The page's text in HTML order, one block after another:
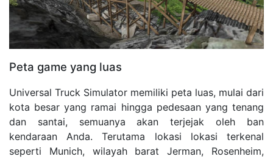
Peta game yang luas
Universal Truck Simulator memiliki peta luas, mulai dari
kota besar yang ramai hingga pedesaan yang tenang
dan santai, semuanya akan terjejak oleh ban
kendaraan Anda. Terutama lokasi lokasi terkenal
seperti Munich, wilayah barat Jerman, Rosenheim,